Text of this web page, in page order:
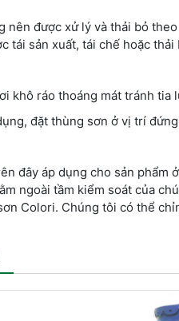
nên được xử lý và thải bỏ
tái sản xuất, tái chế hoặc
khô ráo thoáng mát tránh tia
đặt thùng sơn ở vị trí
đây áp dụng cho sản
ngoài tầm kiểm soát của
Colori. Chúng tôi có thể